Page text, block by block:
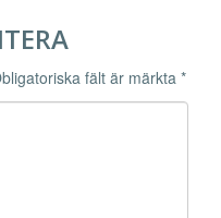
fält är märkta *